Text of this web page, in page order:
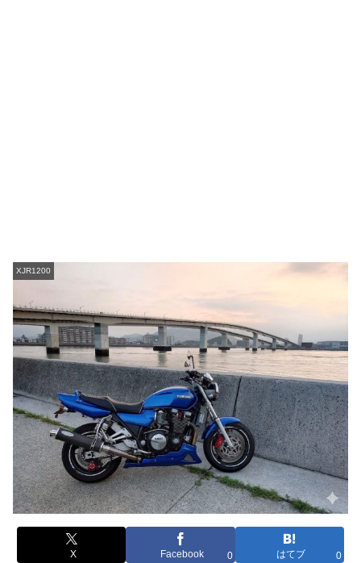
XJR1200
X Facebook 0 はてブ 0